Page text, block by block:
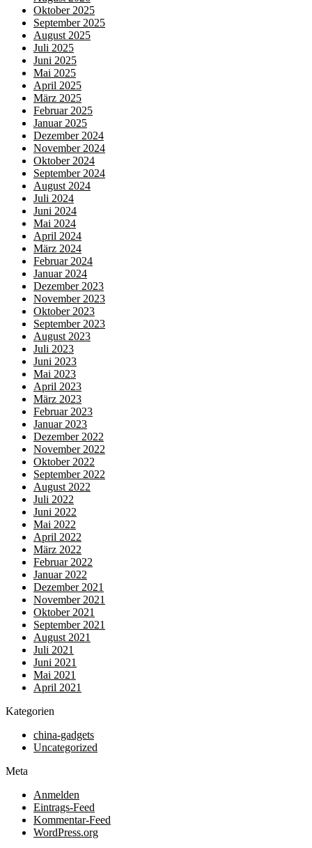
Oktober 2025
September 2025
August 2025
Juli 2025
Juni 2025
Mai 2025
April 2025
März 2025
Februar 2025
Januar 2025
Dezember 2024
November 2024
Oktober 2024
September 2024
August 2024
Juli 2024
Juni 2024
Mai 2024
April 2024
März 2024
Februar 2024
Januar 2024
Dezember 2023
November 2023
Oktober 2023
September 2023
August 2023
Juli 2023
Juni 2023
Mai 2023
April 2023
März 2023
Februar 2023
Januar 2023
Dezember 2022
November 2022
Oktober 2022
September 2022
August 2022
Juli 2022
Juni 2022
Mai 2022
April 2022
März 2022
Februar 2022
Januar 2022
Dezember 2021
November 2021
Oktober 2021
September 2021
August 2021
Juli 2021
Juni 2021
Mai 2021
April 2021
Kategorien
china-gadgets
Uncategorized
Meta
Anmelden
Eintrags-Feed
Kommentar-Feed
WordPress.org